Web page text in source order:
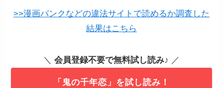
>>漫画バンクなどの違法サイトで読めるか調査した
結果はこちら
＼ 会員登録不要で無料試し読み♪ ／
「鬼の千年恋」を試し読み！